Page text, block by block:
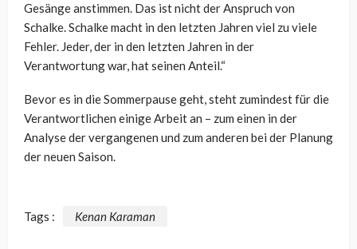
Gesänge anstimmen. Das ist nicht der Anspruch von
Schalke. Schalke macht in den letzten Jahren viel zu viele
Fehler. Jeder, der in den letzten Jahren in der
Verantwortung war, hat seinen Anteil.“
Bevor es in die Sommerpause geht, steht zumindest für die
Verantwortlichen einige Arbeit an – zum einen in der
Analyse der vergangenen und zum anderen bei der Planung
der neuen Saison.
Tags : Kenan Karaman